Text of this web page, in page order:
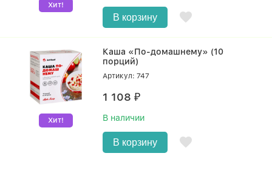
Хит!
В корзину
Хит!
Каша «По-домашнему» (10
порций)
Артикул: 747
1 108₽
В наличии
В корзину